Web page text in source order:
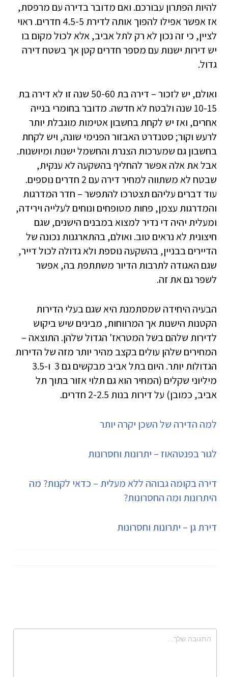
להיות הפתרון עבורכם. ואם מדובר בדירה עם מרפסת,
אז אפשר אפילו להפוך אותה לדירת 4.5-5 חדרים. ראוי
לציין, כי זה נכון לא רק לתל אביב, אלא לכול מקום בו
יש דירות ישנות עם מספר חדרים קטן אך בשטח דירה
גדול.
ואולם, יש לזכור – דירה בת 50-60 שנה זו לא דירה בת
10-15 שנה ולבטח לא חדשה. מדובר בחומרי בנייה
אחרים, ואז יש לקחת בחשבון אטימות מוגבלת יותר
לרעש וקור; סטנדרט האבזור הפנימי שונה, ויש לקחת
בחשבון גם שמערכות הצנרת והחשמל ישנות ומיושנות.
אבל את אלה אפשר להחליף בהשקעה לא ענקית,
שבטח לא משתווה למחיר דירה עם 2 חדרים נוספים.
עוד דברים עליהם תצטרכו להתפשר – חדר המדרגות
והמדרגות עצמן, פחות מטופחים ונוחים לעלייה וירידה,
ומעלית יהיה די נדיר למצוא במבנים הישנים, שגם
חיצונית לא נראים טוב. ואולם, בהתארגנות נכונה של
הדיירים בבניין, בהשקעה נוספת ולא גדולה לכול דייר,
שגם האגודה לתרבות הדיור משתתפת בה, אפשר
לשפר גם את זה.
הבעיה היחידה שמסתמנת היא שגם בעלי הדירות
הקטנות הישנות אך המרווחות, מבינים שיש ביקוש
לדירות שלהם בשל המטראז' הגדול שלהן. התוצאה –
המחירים שלהן עולים בקצב מהיר יותר מזה של הדירות
הגדולות יותר. היום בתל אביב מבקשים גם 3 ו-3.5
מיליוני שקלים (המחיר הוא גם תלוי אזור בתוך תל
אביב, כמובן) על דירות בנות 2-2.5 חדרים.
למה הדירה של השכן יקרה יותר
לגור בפנטהאוז – יתרונות וחסרונות
דירה בקומה גבוהה ללא מעלית – כדאי לקנות? מה
היתרונות ומה החסרונות?
דירת גן – יתרונות וחסרונות